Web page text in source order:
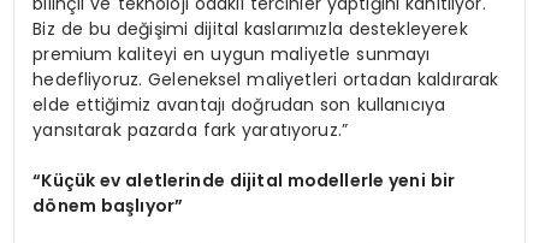
Biz de bu değişimi dijital kaslarımızla destekleyerek
premium kaliteyi en uygun maliyetle sunmayı
hedefliyoruz. Geleneksel maliyetleri ortadan kaldırarak
elde ettiğimiz avantajı doğrudan son kullanıcıya
yansıtarak pazarda fark yaratıyoruz.”
“Küçük ev aletlerinde dijital modellerle yeni bir
dönem başlıyor”